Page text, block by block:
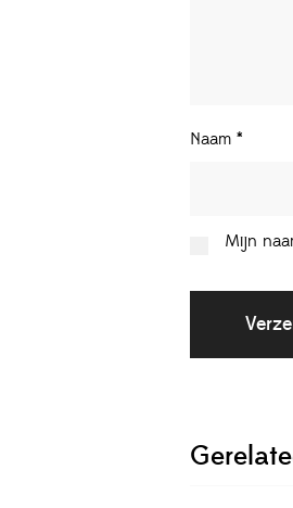
Naam *
Mijn